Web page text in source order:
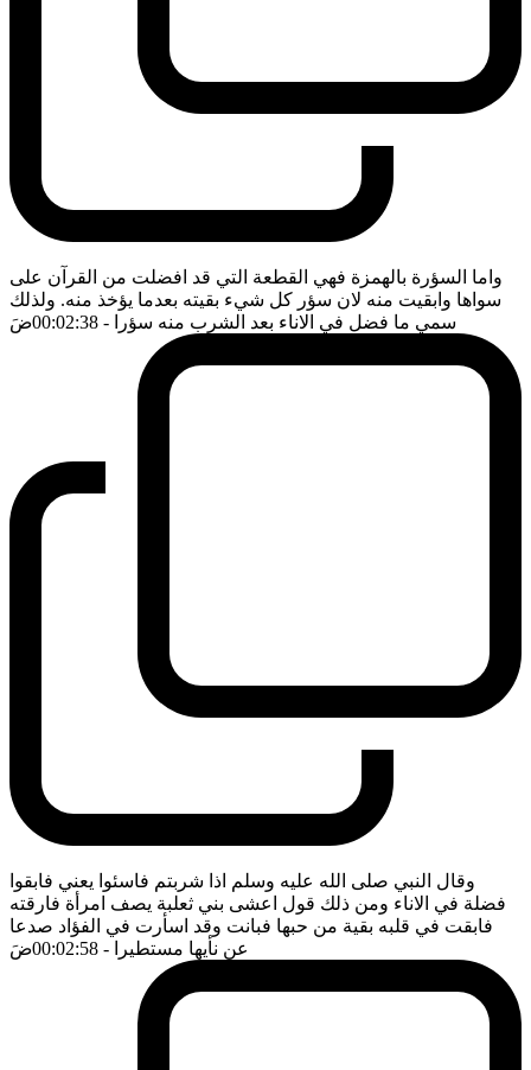
واما السؤرة بالهمزة فهي القطعة التي قد افضلت من القرآن على
سواها وابقيت منه لان سؤر كل شيء بقيته بعدما يؤخذ منه. ولذلك
سمي ما فضل في الاناء بعد الشرب منه سؤرا - 00:02:38 ضَ
وقال النبي صلى الله عليه وسلم اذا شربتم فاسئوا يعني فابقوا
فضلة في الاناء ومن ذلك قول اعشى بني ثعلبة يصف امرأة فارقته
فابقت في قلبه بقية من حبها فبانت وقد اسأرت في الفؤاد صدعا
عن نأيها مستطيرا - 00:02:58 ضَ